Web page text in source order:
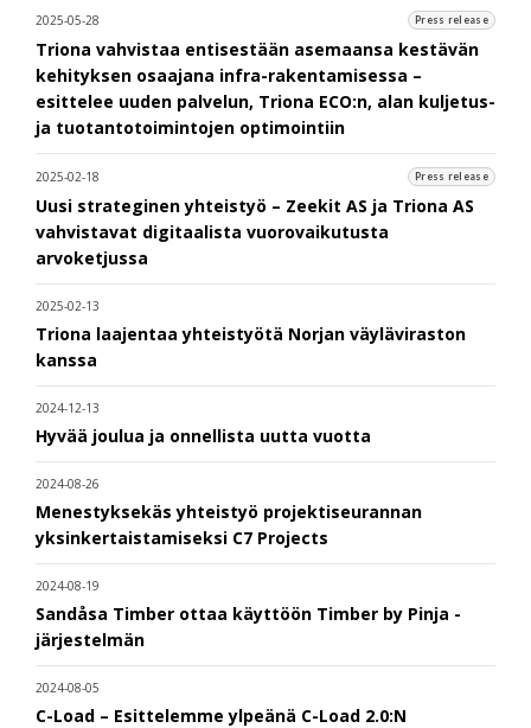
2025-05-28 Press release
Triona vahvistaa entisestään asemaansa kestävän
kehityksen osaajana infra-rakentamisessa –
esittelee uuden palvelun, Triona ECO:n, alan kuljetus-
ja tuotantotoimintojen optimointiin
2025-02-18 Press release
Uusi strateginen yhteistyö – Zeekit AS ja Triona AS
vahvistavat digitaalista vuorovaikutusta
arvoketjussa
2025-02-13
Triona laajentaa yhteistyötä Norjan väyläviraston
kanssa
2024-12-13
Hyvää joulua ja onnellista uutta vuotta
2024-08-26
Menestyksekäs yhteistyö projektiseurannan
yksinkertaistamiseksi C7 Projects
2024-08-19
Sandåsa Timber ottaa käyttöön Timber by Pinja -
järjestelmän
2024-08-05
C-Load – Esittelemme ylpeänä C-Load 2.0:N